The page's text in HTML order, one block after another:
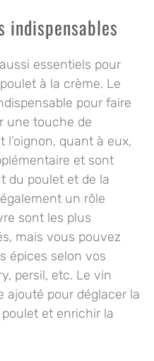
indispensables
essentiels pour
à la crème. Le
pour faire
une touche de
l’oignon, quant à eux,
et sont
du poulet et de la
un rôle
sont les plus
mais vous pouvez
épices selon vos
persil, etc. Le vin
ajouté pour déglacer la
et enrichir la